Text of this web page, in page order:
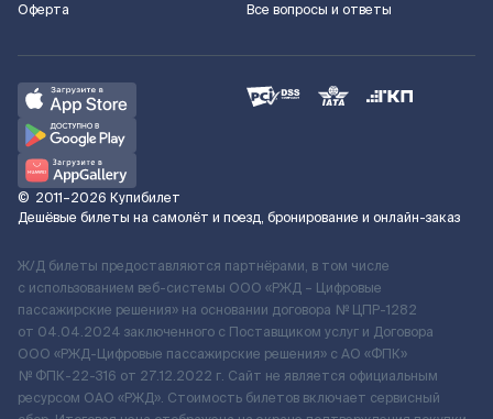
Оферта
Все вопросы и ответы
© 2011–2026 Купибилет
Дешёвые билеты на самолёт и поезд, бронирование и онлайн-заказ
Ж/Д билеты предоставляются партнёрами, в том числе
с использованием веб-системы ООО «РЖД – Цифровые
пассажирские решения» на основании договора № ЦПР-1282
от 04.04.2024 заключенного с Поставщиком услуг и Договора
ООО «РЖД-Цифровые пассажирские решения» c АО «ФПК»
№ ФПК-22-316 от 27.12.2022 г. Сайт не является официальным
ресурсом ОАО «РЖД». Стоимость билетов включает сервисный